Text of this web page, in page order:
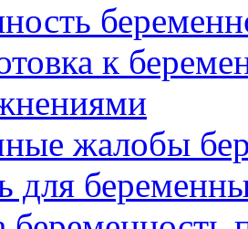
к
жалобы
для